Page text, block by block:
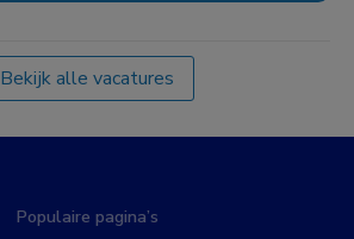
Bekijk alle vacatures
Populaire pagina’s